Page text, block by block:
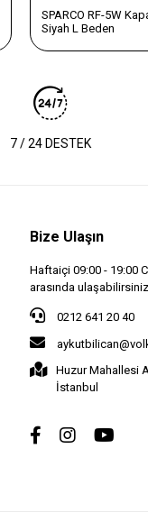
SPARCO RF-5W
Siyah L Beden
7 / 24 DESTEK
Bize Ulaşın
Haftaiçi 09:00 - 19:00
arasında ulaşabilirsiniz.
0212 641 20 40
Huzur Mahallesi
İstanbul